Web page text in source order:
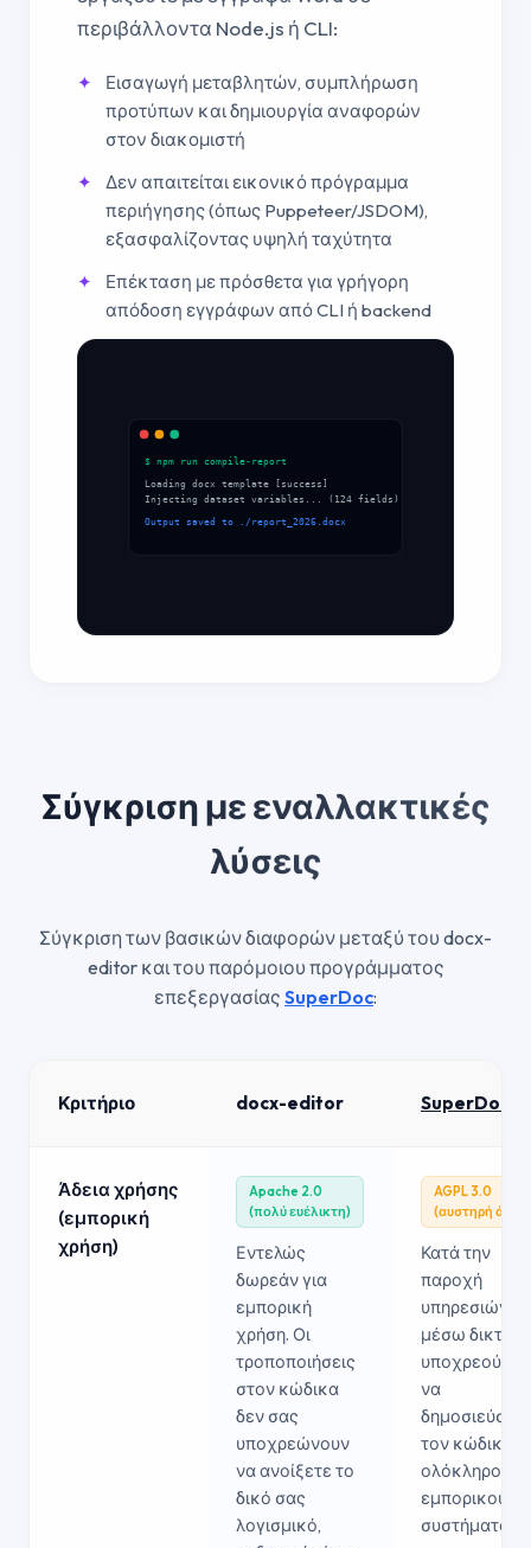
περιβάλλοντα Node.js ή CLI:
Εισαγωγή μεταβλητών, συμπλήρωση
προτύπων και δημιουργία αναφορών
στον διακομιστή
Δεν απαιτείται εικονικό πρόγραμμα
περιήγησης (όπως Puppeteer/JSDOM),
εξασφαλίζοντας υψηλή ταχύτητα
Επέκταση με πρόσθετα για γρήγορη
απόδοση εγγράφων από CLI ή backend
$ npm run compile-report
Loading docx template [success]
Injecting dataset variables... (124 fields)
Output saved to ./report_2026.docx
Σύγκριση με εναλλακτικές
λύσεις
Σύγκριση των βασικών διαφορών μεταξύ του docx-
editor και του παρόμοιου προγράμματος
επεξεργασίας SuperDoc:
Κριτήριο docx-editor SuperDoc
Άδεια χρήσης
(εμπορική
χρήση)
Apache 2.0
(πολύ ευέλικτη)
Εντελώς
δωρεάν για
εμπορική
χρήση. Οι
τροποποιήσεις
στον κώδικα
δεν σας
υποχρεώνουν
να ανοίξετε το
δικό σας
λογισμικό,
AGPL 3.0
(αυστηρή
Κατά την
παροχή
υπηρεσιών
μέσω
υποχρεούστε
να
τον κώδικα
ολόκληρου
εμπορικού
συστήματος.